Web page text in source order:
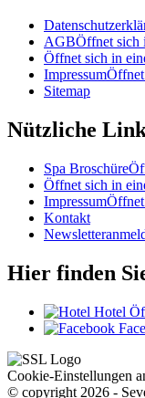
AGBÖffnet sich
Öffnet sich in
Impressum
Sitemap
Nützliche
Spa Broschüre
Öffnet sich in
Impressum
Kontakt
Hier finden
Hotel
Cookie-Einstellungen
© copyright 2026 -